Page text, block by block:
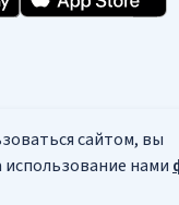
сайтом, вы
использование нами